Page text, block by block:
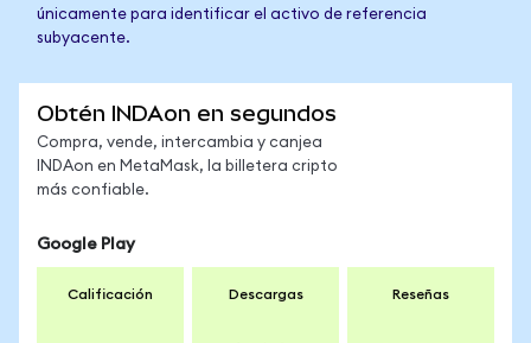
únicamente para identificar el activo de referencia
subyacente.
Obtén INDAon en segundos
Compra, vende, intercambia y canjea
INDAon en MetaMask, la billetera cripto
más confiable.
Google Play
Calificación Descargas Reseñas